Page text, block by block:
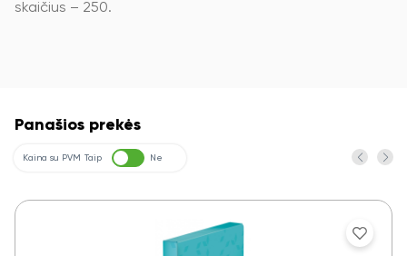
skaičius – 250.
Panašios prekės
Kaina su PVM Taip Ne